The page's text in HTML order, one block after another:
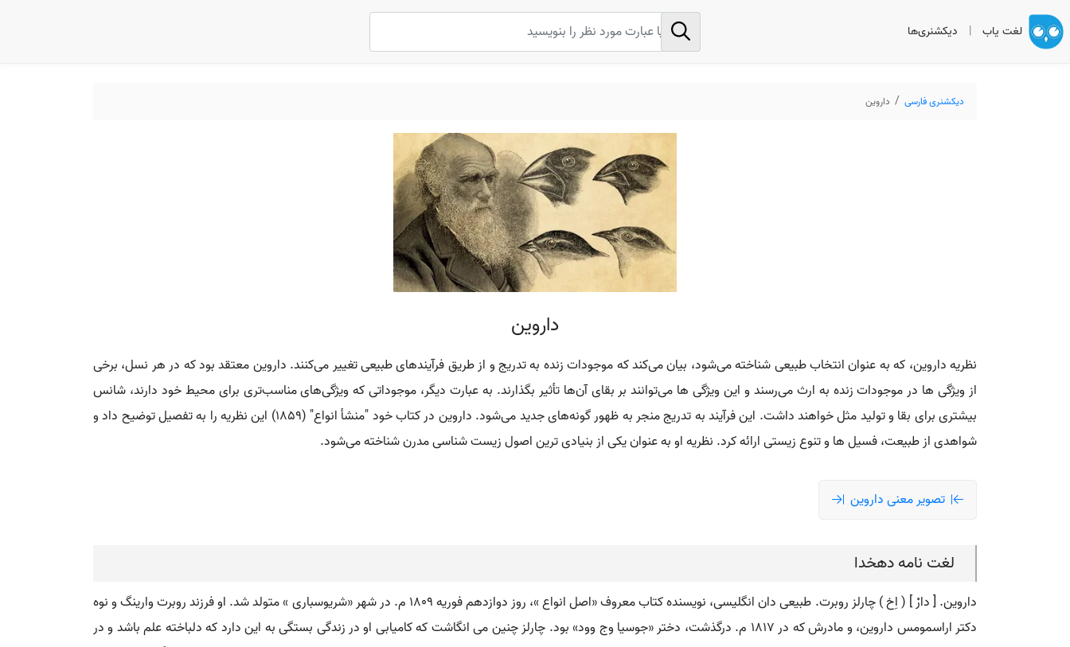
لغت یاب | دیکشنری‌ها
دیکشنری فارسی داروین
داروین
نظریه داروین، که به عنوان انتخاب طبیعی شناخته می‌شود، بیان می‌کند که موجودات زنده به تدریج و از طریق فرآیندهای طبیعی تغییر می‌کنند. داروین معتقد بود که در هر نسل، برخی
از ویژگی‌ ها در موجودات زنده به ارث می‌رسند و این ویژگی‌ ها می‌توانند بر بقای آن‌ها تأثیر بگذارند. به عبارت دیگر، موجوداتی که ویژگی‌های مناسب‌تری برای محیط خود دارند، شانس
بیشتری برای بقا و تولید مثل خواهند داشت. این فرآیند به تدریج منجر به ظهور گونه‌های جدید می‌شود. داروین در کتاب خود "منشأ انواع" (1859) این نظریه را به تفصیل توضیح داد و
شواهدی از طبیعت، فسیل‌ ها و تنوع زیستی ارائه کرد. نظریه او به عنوان یکی از بنیادی‌ ترین اصول زیست‌ شناسی مدرن شناخته می‌شود.
تصویر معنی داروین
لغت نامه دهخدا
داروین. [ دارْ ] ( اِخ ) چارلز روبرت. طبیعی دان انگلیسی، نویسنده کتاب معروف «اصل انواع »، روز دوازدهم فوریه 1809 م. در شهر «شریوسباری » متولد شد. او فرزند روبرت وارینگ و نوه
دکتر اراسمومس داروین، و مادرش که در 1817 م. درگذشت، دختر «جوسیا وج وود» بود. چارلز چنین می انگاشت که کامیابی او در زندگی بستگی به این دارد که دلباخته علم باشد و در